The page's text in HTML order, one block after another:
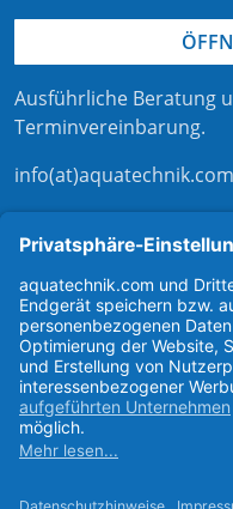
Ausführliche Beratung
Terminvereinbarung.
info(at)aquatechnik.com
externer Link zu
Kontakt zu
aquatechnik bei
aquatechnik bei
aquatechnik